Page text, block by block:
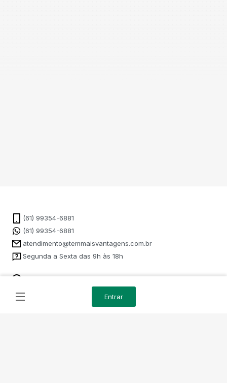
Entrar
(61) 99354-6881
(61) 99354-6881
atendimento@temmaisvantagens.com.br
Segunda a Sexta das 9h às 18h